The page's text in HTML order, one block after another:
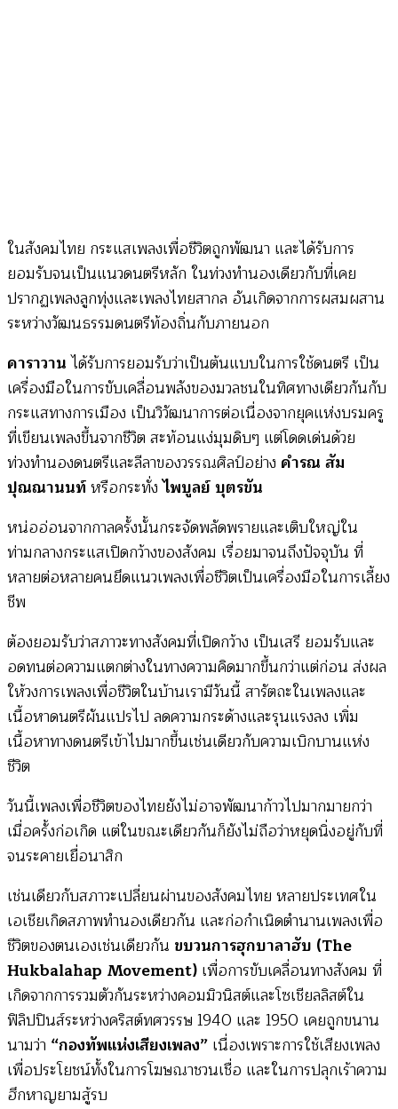
ในสังคมไทย กระแสเพลงเพื่อชีวิตถูกพัฒนา และได้รับการ
ยอมรับจนเป็นแนวดนตรีหลัก ในท่วงทำนองเดียวกับที่เคย
ปรากฏเพลงลูกทุ่งและเพลงไทยสากล อันเกิดจากการผสมผสาน
ระหว่างวัฒนธรรมดนตรีท้องถิ่นกับภายนอก
คาราวานได้รับการยอมรับว่าเป็นต้นแบบในการใช้ดนตรี เป็น
เครื่องมือในการขับเคลื่อนพลังของมวลชนในทิศทางเดียวกันกับ
กระแสทางการเมือง เป็นวิวัฒนาการต่อเนื่องจากยุคแห่งบรมครู
ที่เขียนเพลงขึ้นจากชีวิต สะท้อนแง่มุมดิบๆ แต่โดดเด่นด้วย
ท่วงทำนองดนตรีและลีลาของวรรณศิลป์อย่าง คำรณ สัม
ปุณณานนท์หรือกระทั่งไพบูลย์ บุตรขัน
หน่ออ่อนจากกาลครั้งนั้นกระจัดพลัดพรายและเติบใหญ่ใน
ท่ามกลางกระแสเปิดกว้างของสังคม เรื่อยมาจนถึงปัจจุบัน ที่
หลายต่อหลายคนยึดแนวเพลงเพื่อชีวิตเป็นเครื่องมือในการเลี้ยง
ชีพ
ต้องยอมรับว่าสภาวะทางสังคมที่เปิดกว้าง เป็นเสรี ยอมรับและ
อดทนต่อความแตกต่างในทางความคิดมากขึ้นกว่าแต่ก่อน ส่งผล
ให้วงการเพลงเพื่อชีวิตในบ้านเรามีวันนี้ สารัตถะในเพลงและ
เนื้อหาดนตรีผันแปรไป ลดความกระด้างและรุนแรงลง เพิ่ม
เนื้อหาทางดนตรีเข้าไปมากขึ้นเช่นเดียวกับความเบิกบานแห่ง
ชีวิต
วันนี้เพลงเพื่อชีวิตของไทยยังไม่อาจพัฒนาก้าวไปมากมายกว่า
เมื่อครั้งก่อเกิด แต่ในขณะเดียวกันก็ยังไม่ถือว่าหยุดนิ่งอยู่กับที่
จนระคายเยื่อนาสิก
เช่นเดียวกับสภาวะเปลี่ยนผ่านของสังคมไทย หลายประเทศใน
เอเชียเกิดสภาพทำนองเดียวกัน และก่อกำเนิดตำนานเพลงเพื่อ
ชีวิตของตนเองเช่นเดียวกัน ขบวนการฮุกบาลาฮับ (The
Hukbalahap Movement) เพื่อการขับเคลื่อนทางสังคม ที่
เกิดจากการรวมตัวกันระหว่างคอมมิวนิสต์และโซเชียลลิสต์ใน
ฟิลิปปินส์ระหว่างคริสต์ทศวรรษ 1940 และ 1950 เคยถูกขนาน
นามว่า “กองทัพแห่งเสียงเพลง” เนื่องเพราะการใช้เสียงเพลง
เพื่อประโยชน์ทั้งในการโฆษณาชวนเชื่อ และในการปลุกเร้าความ
ฮึกหาญยามสู้รบ